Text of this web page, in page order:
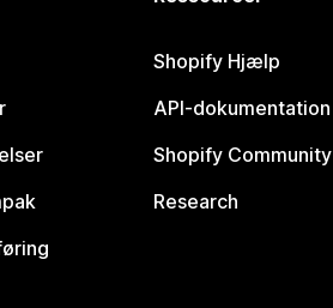
Shopify Hjælp
API-dokumentation
Shopify Community
Research